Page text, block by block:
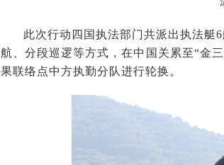
此次行动四国执法部门共派出执法艇
航、分段巡逻等方式，在中国关累至“金
果联络点中方执勤分队进行轮换。